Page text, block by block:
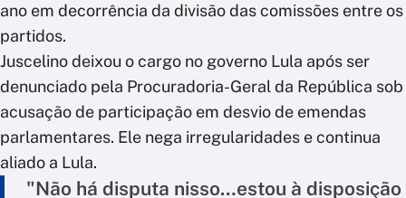
ano em decorrência da divisão das comissões entre os
partidos.
Juscelino deixou o cargo no governo Lula após ser
denunciado pela Procuradoria-Geral da República sob
acusação de participação em desvio de emendas
parlamentares. Ele nega irregularidades e continua
aliado a Lula.
"Não há disputa nisso…estou à disposição